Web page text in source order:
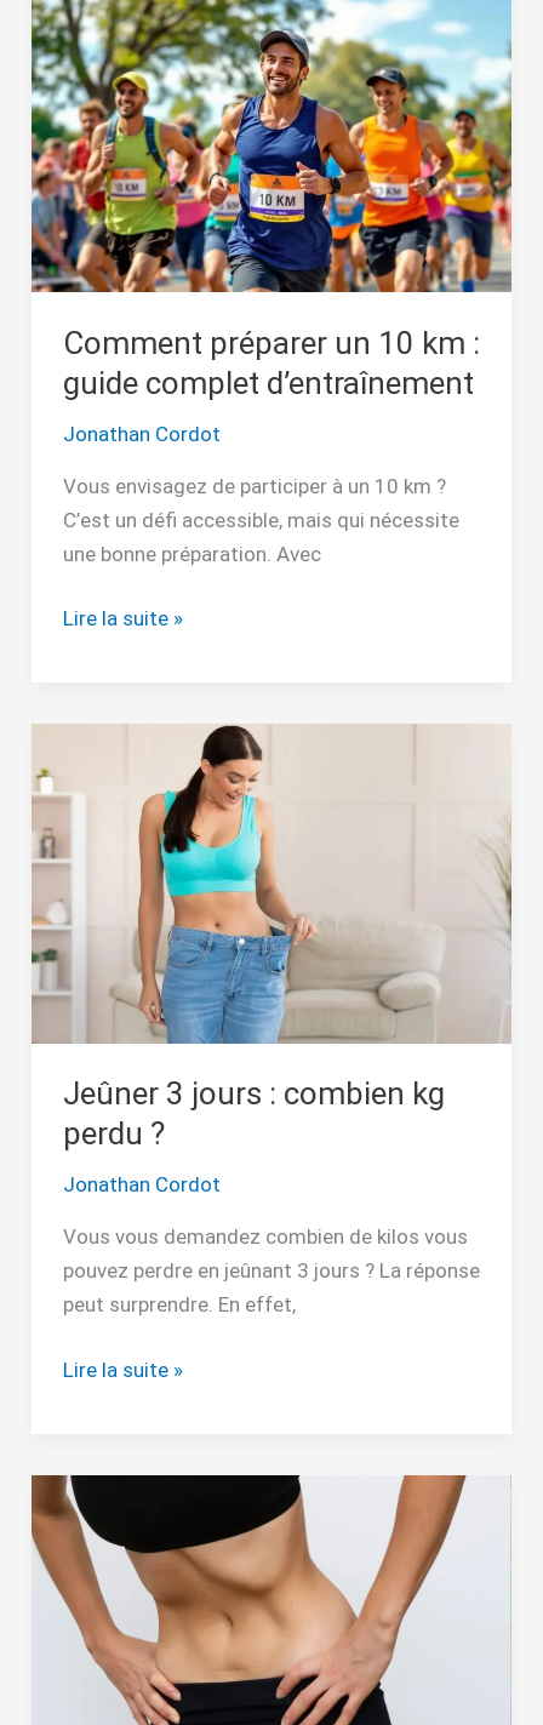
Comment préparer un 10 km :
guide complet d’entraînement
Jonathan Cordot
Vous envisagez de participer à un 10 km ?
C’est un défi accessible, mais qui nécessite
une bonne préparation. Avec
préparer
un
10
km
:
guide
complet
d’entraînement
Lire la suite »
Jeûner 3 jours : combien kg
perdu ?
Jonathan Cordot
Vous vous demandez combien de kilos vous
pouvez perdre en jeûnant 3 jours ? La réponse
peut surprendre. En effet,
jours
kg
Lire la suite »
Combien
de
temps
pour
muscler
transverse